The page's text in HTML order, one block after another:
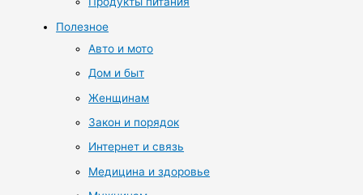
Полезное
Авто и мото
Дом и быт
Женщинам
Закон и порядок
Интернет и связь
Медицина и здоровье